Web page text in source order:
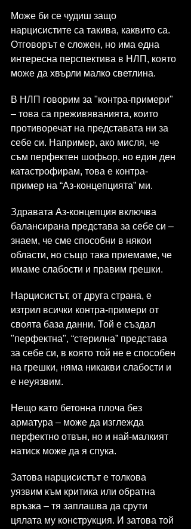
Може би се чудиш защо
нарцисистите са такива, каквито са.
Отговорът е сложен, но има една
интересна перспектива в НЛП, която
може да хвърли малко светлина.
В НЛП говорим за "контра-примери"
– това са преживяванията, които
противоречат на представата ни за
себе си. Например, ако мисля, че
съм перфектен шофьор, но един ден
катастрофирам, това е контра-
пример на “Аз-концепцията” ми.
Здравата Аз-концепция включва
балансирана представа за себе си –
знаем, че сме способни в някои
области, но също така приемаме, че
имаме слабости и правим грешки.
Нарцисистът, от друга страна, е
изтрил всички контра-примери от
своята база данни. Той е създал
"перфектна", “стерилна” представа
за себе си, в която той не е способен
на грешки, няма никакви слабости и
е неуязвим.
Нещо като бетонна плоча без
арматура – може да изглежда
перфектно отвън, но и най-малкият
натиск може да я спука.
Затова нарцисистът е толкова
уязвим към критика или обратна
връзка – тя заплашва да срути
цялата му конструкция. И затова той